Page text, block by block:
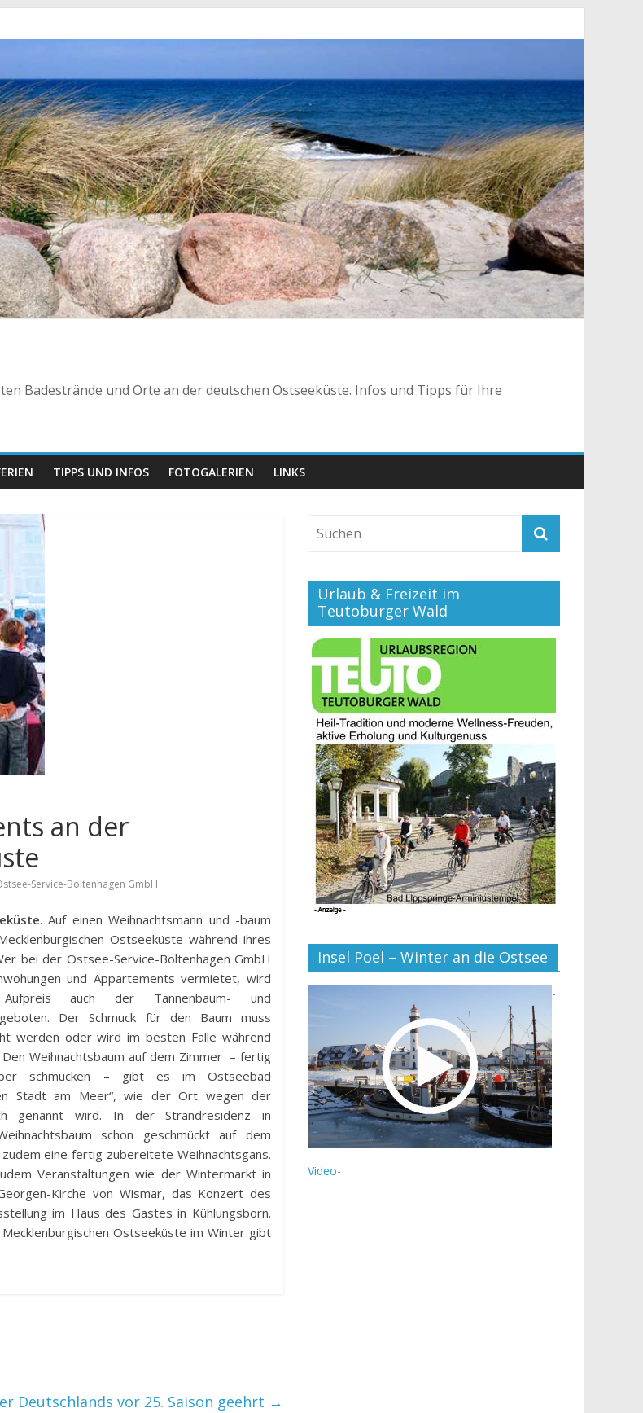
verfügbar
Badestrände und Orte an der deutschen Ostseeküste. Infos und Tipps für Ihre
TIPPS UND INFOS FOTOGALERIEN LINKS
an der
Service-Boltenhagen GmbH
. Auf einen Weihnachtsmann und -baum
Ostseeküste während ihres
bei der Ostsee-Service-Boltenhagen GmbH
und Appartements vermietet, wird
auch der Tannenbaum- und
Der Schmuck für den Baum muss
werden oder wird im besten Falle während
Weihnachtsbaum auf dem Zimmer – fertig
schmücken – gibt es im Ostseebad
Stadt am Meer“, wie der Ort wegen der
genannt wird. In der Strandresidenz in
schon geschmückt auf dem
eine fertig zubereitete Weihnachtsgans.
Veranstaltungen wie der Wintermarkt in
Kirche von Wismar, das Konzert des
im Haus des Gastes in Kühlungsborn.
Ostseeküste im Winter gibt
Deutschlands vor 25. Saison geehrt →
Urlaub & Freizeit im
Teutoburger Wald
Insel Poel – Winter an die Ostsee
-
Video-